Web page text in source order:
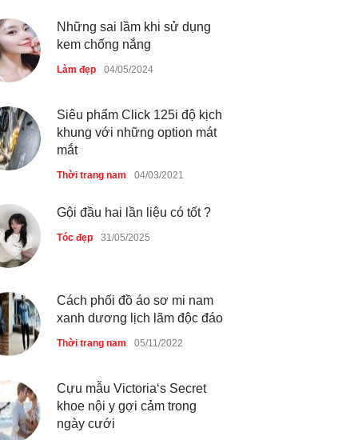
Thời trang nữ 14/10/2025
phụ nữ Pháp tin dùng
Thời trang nữ 14/10/2025
Bí quyết giữ gìn vóc dáng
của diễn viên Khánh Huyền
Làm đẹp
Phong cách thời trang của
Lim Ji Yeon dạo gần đây
Chiếc áo dài cưới của Hoa
Những sai lầm khi sử dụng
kem chống nắng
Làm đẹp 04/05/2024
Siêu phẩm Click 125i độ kịch
khung với những option mát
mắt
Thời trang nam 04/03/2021
Gội đầu hai lần liệu có tốt ?
Tóc đẹp 31/05/2025
Cách phối đồ áo sơ mi nam
xanh dương lịch lãm độc đáo
Thời trang nam 05/11/2022
Cựu mẫu Victoria‘s Secret
khoe nội y gợi cảm trong
ngày cưới